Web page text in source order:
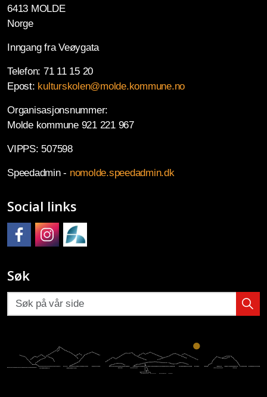
6413 MOLDE
Norge
Inngang fra Veøygata
Telefon: 71 11 15 20
Epost: kulturskolen@molde.kommune.no
Organisasjonsnummer:
Molde kommune 921 221 967
VIPPS: 507598
Speedadmin - nomolde.speedadmin.dk
Social links
Søk